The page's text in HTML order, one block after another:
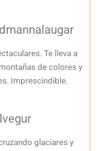
Te lleva a
de colores y
Imprescindible.
glaciares y